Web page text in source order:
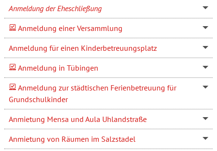
Anmeldung der Eheschließung
Anmeldung einer Versammlung
Anmeldung für einen Kinderbetreuungsplatz
Anmeldung in Tübingen
Anmeldung zur städtischen Ferienbetreuung für
Grundschulkinder
Anmietung Mensa und Aula Uhlandstraße
Anmietung von Räumen im Salzstadel